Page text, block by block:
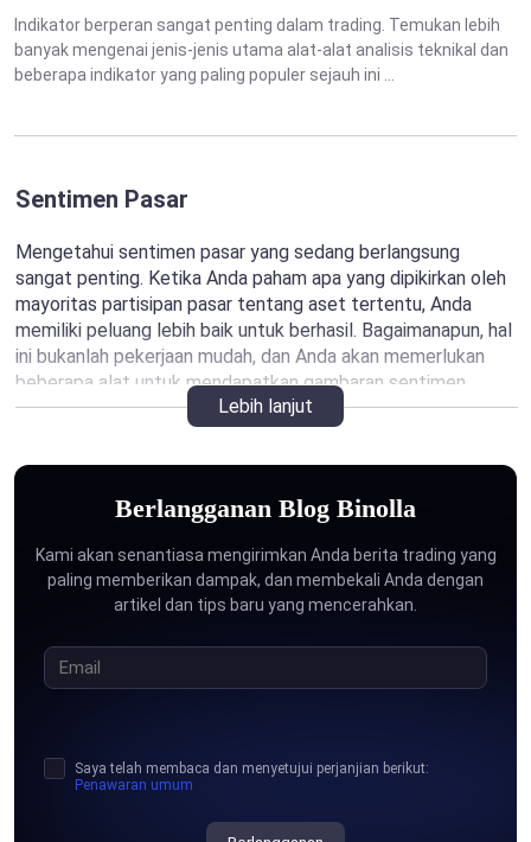
Indikator berperan sangat penting dalam trading. Temukan lebih
banyak mengenai jenis-jenis utama alat-alat analisis teknikal dan
beberapa indikator yang paling populer sejauh ini ...
Sentimen Pasar
Mengetahui sentimen pasar yang sedang berlangsung
sangat penting. Ketika Anda paham apa yang dipikirkan oleh
mayoritas partisipan pasar tentang aset tertentu, Anda
memiliki peluang lebih baik untuk berhasil. Bagaimanapun, hal
ini bukanlah pekerjaan mudah, dan Anda akan memerlukan
beberapa alat untuk mendapatkan gambaran sentimen
pasar. Dengan membaca artikel-artikel di halaman ini, Anda
akan mengeksplorasi dasar-dasar sentimen pasar dan
memahami cara mengukurnya. Lebih lanjutnya, juga ada
sedang berlangsung dan menggunakannya dalam trading;
Mengapa sentimen pasar penting;
Beberapa strategi yang menggunakan sentimen pasar
untuk meningkatkan hasil Anda;
Halaman ini akan berguna bagi semua trader yang ingin
belajar lebih banyak tentang pasar finansial dan alasan
Lebih lanjut
Berlangganan Blog Binolla
Kami akan senantiasa mengirimkan Anda berita trading yang
paling memberikan dampak, dan membekali Anda dengan
artikel dan tips baru yang mencerahkan.
Saya telah membaca dan menyetujui perjanjian berikut:
Penawaran umum